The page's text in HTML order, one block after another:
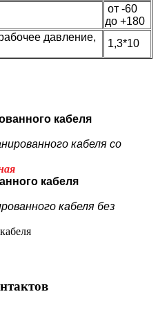
от -60
до +180
давление,
1,3*10
кабеля
кабеля со
кабеля
кабеля без